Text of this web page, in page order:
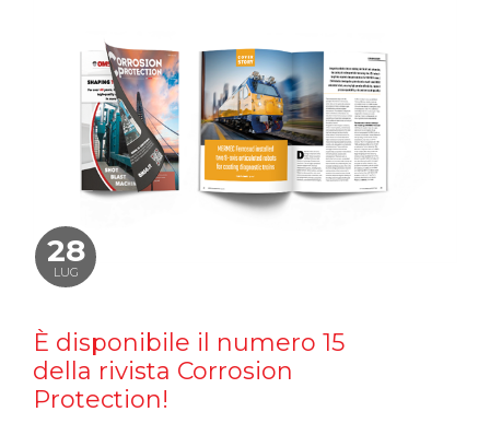
28
LUG
È disponibile il numero 15
della rivista Corrosion
Protection!